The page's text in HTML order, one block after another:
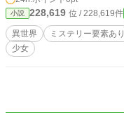
小説 228,619 位 / 228,619件
異世界 ミステリー要素あり
少女